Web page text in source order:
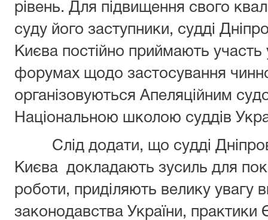
рівень. Для підвищення свого
суду його заступники, судді
Києва постійно приймають участь
форумах щодо застосування
організовуються Апеляційним
Національною школою суддів
Слід додати, що судді
Києва докладають зусиль для
роботи, приділяють велику увагу
законодавства України,